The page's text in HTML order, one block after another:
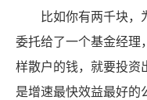
比如你有两千块，
委托给了一个基金经理
样散户的钱，就要投资
是增速最快效益最好的